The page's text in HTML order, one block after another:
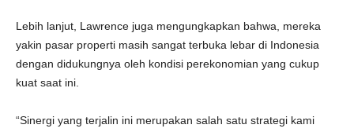
Lebih lanjut, Lawrence juga mengungkapkan bahwa, mereka
yakin pasar properti masih sangat terbuka lebar di Indonesia
dengan didukungnya oleh kondisi perekonomian yang cukup
kuat saat ini.
“Sinergi yang terjalin ini merupakan salah satu strategi kami